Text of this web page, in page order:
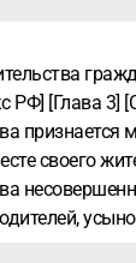
РФ] [Глава 3]
своего